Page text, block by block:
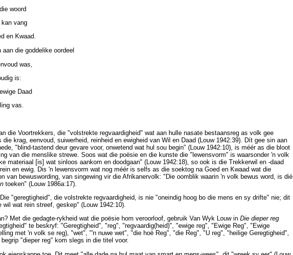
woord
vang
en Kwaad.
die goddelike oordeel
was,
is:
Daad
vas.
die Voortrekkers, die "volstrekte regvaardigheid" wat aan hulle nasate bestaansreg as volk gee
krag, eenvoud, suiwerheid, reinheid en ewigheid van Wil en Daad (Louw 1942:39). Dít gee sin aan
"blind-tastend deur gevare voor, onwetend wat hul sou begin" (Louw 1942:10), is méér as die bloot
van die menslike strewe. Soos wat die poësie en die kunste die "lewensvorm" is waarsonder 'n volk
materiaal [is] wat sinloos aankom en doodgaan" (Louw 1942:18), so ook is die Trekkerwil en -daad
en ewig. Dis 'n lewensvorm wat nog méér is selfs as die soektog na Goed en Kwaad wat die
van bewuswording, van singewing vir die Afrikanervolk: "Die oomblik waarin 'n volk bewus word, is dié
toeken" (Louw 1986a:17).
"geregtigheid", die volstrekte regvaardigheid, is nie "oneindig hoog bo die mens en sy drifte" nie; dit
wil wat rein streef, geskep" (Louw 1942:10).
Met die gedagte-rykheid wat die poësie hom veroorloof, gebruik Van Wyk Louw in Die dieper reg
te beskryf: "Geregtigheid", "reg", "regvaardig(heid)", "ewige reg", "Ewige Reg", "Ewige
met 'n volk se reg), "wet", "'n nuwe wet", "die hoë Reg", "die Reg", "U reg", "heilige Geregtigheid",
"dieper reg" kom slegs in die titel voor.